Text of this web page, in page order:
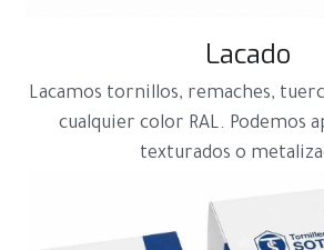
Lacado
Lacamos tornillos, remaches,
cualquier color RAL. Podemos
texturados o